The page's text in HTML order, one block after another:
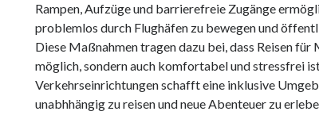
Rampen, Aufzüge und barrierefreie Zugänge
problemlos durch Flughäfen zu bewegen und
Diese Maßnahmen tragen dazu bei, dass Reisen
möglich, sondern auch komfortabel und stressfrei
Verkehrseinrichtungen schafft eine inklusive
unabhhängig zu reisen und neue Abenteuer zu